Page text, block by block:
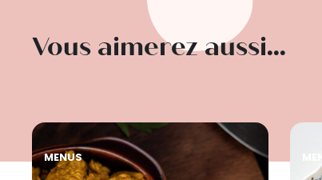
Vous aimerez aussi...
MENUS